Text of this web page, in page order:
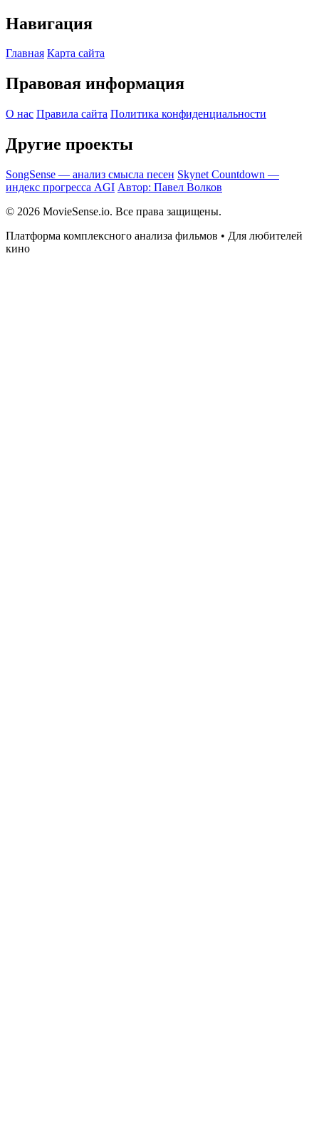
Навигация
Главная Карта сайта
Правовая информация
О нас Правила сайта Политика конфиденциальности
Другие проекты
SongSense — анализ смысла песен Skynet Countdown —
индекс прогресса AGI Автор: Павел Волков
© 2026 MovieSense.io. Все права защищены.
Платформа комплексного анализа фильмов • Для любителей
кино